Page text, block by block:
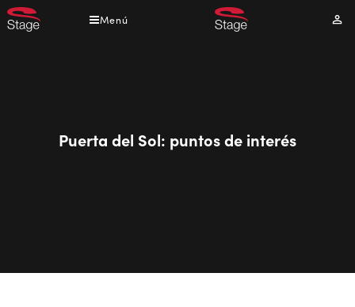
Pasar
al
Menú
Mi
Puerta del Sol: puntos de interés